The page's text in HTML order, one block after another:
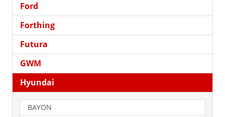
Ford
Forthing
Futura
GWM
Hyundai
BAYON